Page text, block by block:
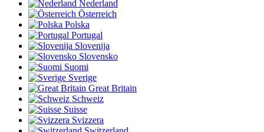
Nederland
Österreich
Polska
Portugal
Slovenija
Slovensko
Suomi
Sverige
Great Britain
Schweiz
Suisse
Svizzera